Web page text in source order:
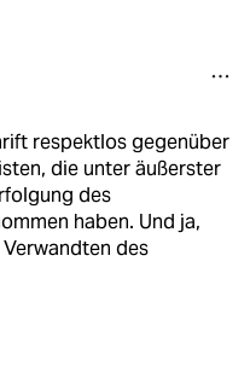
respektlos gegenüber
die unter äußerster
des
haben. Und ja,
des